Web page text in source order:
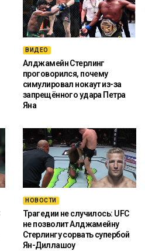
ВИДЕО
Алджамейн Стерлинг
проговорился, почему
симулировал нокаут из-за
запрещённого удара Петра
Яна
НОВОСТИ
Трагедии не случилось: UFC
не позволит Алджамейну
Стерлингу сорвать супербой
Ян-Диллашоу